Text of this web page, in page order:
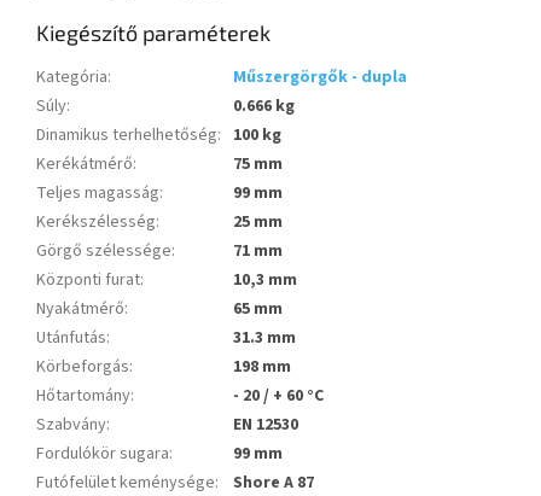
Kiegészítő paraméterek
Kategória:
Műszergörgők - dupla
Súly:
0.666 kg
Dinamikus terhelhetőség: 100 kg
Kerékátmérő:
75 mm
Teljes magasság:
99 mm
Kerékszélesség:
25 mm
Görgő szélessége:
71 mm
Központi furat:
10,3 mm
Nyakátmérő:
65 mm
Utánfutás:
31.3 mm
Körbeforgás:
198 mm
Hőtartomány:
- 20 / + 60 °C
Szabvány:
EN 12530
Fordulókör sugara:
99 mm
Futófelület keménysége:
Shore A 87